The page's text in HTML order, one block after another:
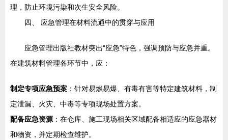
理，防止环境污染和次生安全风险。
四、 应急管理在材料流通中的贯穿与应用
应急管理出版社教材突出“应急”特色，强调预防与应急并重。
在建筑材料管理各环节中，应：
制定专项应急预案 ：针对易燃易爆、有毒有害等特定建筑材料，制
定泄漏、火灾、中毒等专项现场处置方案。
配备应急资源：在仓库、施工现场相关区域配备相适应的应急器材
和物资，并定期检查维护。